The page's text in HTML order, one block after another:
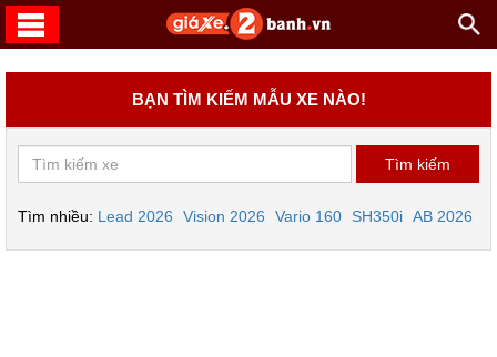
BẠN TÌM KIẾM MẪU XE NÀO!
Tìm nhiều: Lead 2026 Vision 2026 Vario 160 SH350i AB 2026